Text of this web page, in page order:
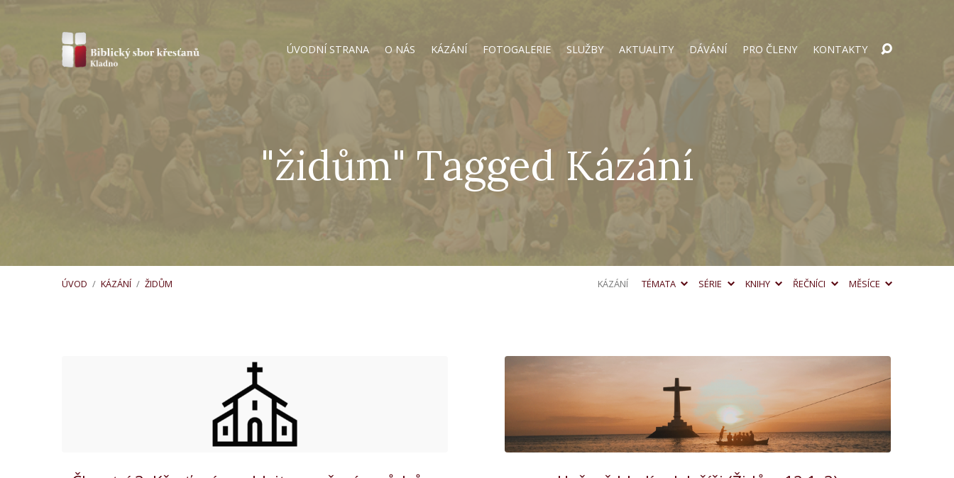
ÚVODNÍ STRANA O NÁS KÁZÁNÍ FOTOGALERIE SLUŽBY AKTUALITY DÁVÁNÍ PRO ČLENY KONTAKTY
"židům" Tagged Kázání
ÚVOD / KÁZÁNÍ / ŽIDŮM KÁZÁNÍ TÉMATA SÉRIE KNIHY ŘEČNÍCI MĚSÍCE